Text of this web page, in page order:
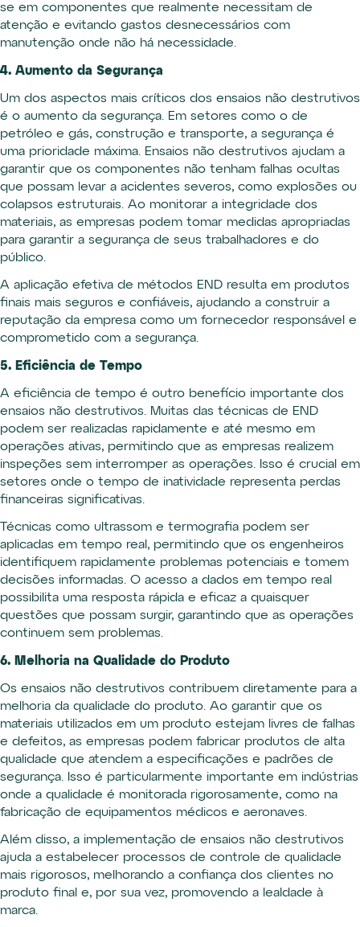
se em componentes que realmente necessitam de
atenção e evitando gastos desnecessários com
manutenção onde não há necessidade.
4. Aumento da Segurança
Um dos aspectos mais críticos dos ensaios não destrutivos
é o aumento da segurança. Em setores como o de
petróleo e gás, construção e transporte, a segurança é
uma prioridade máxima. Ensaios não destrutivos ajudam a
garantir que os componentes não tenham falhas ocultas
que possam levar a acidentes severos, como explosões ou
colapsos estruturais. Ao monitorar a integridade dos
materiais, as empresas podem tomar medidas apropriadas
para garantir a segurança de seus trabalhadores e do
público.
A aplicação efetiva de métodos END resulta em produtos
finais mais seguros e confiáveis, ajudando a construir a
reputação da empresa como um fornecedor responsável e
comprometido com a segurança.
5. Eficiência de Tempo
A eficiência de tempo é outro benefício importante dos
ensaios não destrutivos. Muitas das técnicas de END
podem ser realizadas rapidamente e até mesmo em
operações ativas, permitindo que as empresas realizem
inspeções sem interromper as operações. Isso é crucial em
setores onde o tempo de inatividade representa perdas
financeiras significativas.
Técnicas como ultrassom e termografia podem ser
aplicadas em tempo real, permitindo que os engenheiros
identifiquem rapidamente problemas potenciais e tomem
decisões informadas. O acesso a dados em tempo real
possibilita uma resposta rápida e eficaz a quaisquer
questões que possam surgir, garantindo que as operações
continuem sem problemas.
6. Melhoria na Qualidade do Produto
Os ensaios não destrutivos contribuem diretamente para a
melhoria da qualidade do produto. Ao garantir que os
materiais utilizados em um produto estejam livres de falhas
e defeitos, as empresas podem fabricar produtos de alta
qualidade que atendem a especificações e padrões de
segurança. Isso é particularmente importante em indústrias
onde a qualidade é monitorada rigorosamente, como na
fabricação de equipamentos médicos e aeronaves.
Além disso, a implementação de ensaios não destrutivos
ajuda a estabelecer processos de controle de qualidade
mais rigorosos, melhorando a confiança dos clientes no
produto final e, por sua vez, promovendo a lealdade à
marca.